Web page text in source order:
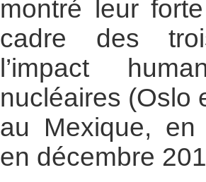
montré leur
cadre des
l’impact
nucléaires (Oslo
au Mexique, en
en décembre